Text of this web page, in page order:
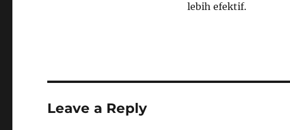
lebih efektif.
Leave a Reply